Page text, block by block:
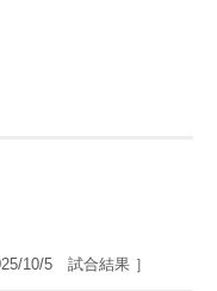
10/5 試合結果 ］